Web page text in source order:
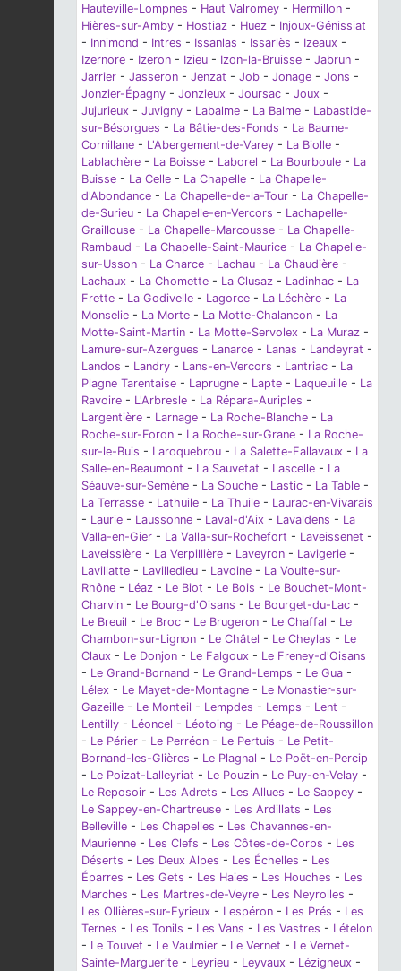
Hauteville-Lompnes - Haut Valromey - Hermillon -
Hières-sur-Amby - Hostiaz - Huez - Injoux-Génissiat
- Innimond - Intres - Issanlas - Issarlès - Izeaux -
Izernore - Izeron - Izieu - Izon-la-Bruisse - Jabrun -
Jarrier - Jasseron - Jenzat - Job - Jonage - Jons -
Jonzier-Épagny - Jonzieux - Joursac - Joux -
Jujurieux - Juvigny - Labalme - La Balme - Labastide-
sur-Bésorgues - La Bâtie-des-Fonds - La Baume-
Cornillane - L'Abergement-de-Varey - La Biolle -
Lablachère - La Boisse - Laborel - La Bourboule - La
Buisse - La Celle - La Chapelle - La Chapelle-
d'Abondance - La Chapelle-de-la-Tour - La Chapelle-
de-Surieu - La Chapelle-en-Vercors - Lachapelle-
Graillouse - La Chapelle-Marcousse - La Chapelle-
Rambaud - La Chapelle-Saint-Maurice - La Chapelle-
sur-Usson - La Charce - Lachau - La Chaudière -
Lachaux - La Chomette - La Clusaz - Ladinhac - La
Frette - La Godivelle - Lagorce - La Léchère - La
Monselie - La Morte - La Motte-Chalancon - La
Motte-Saint-Martin - La Motte-Servolex - La Muraz -
Lamure-sur-Azergues - Lanarce - Lanas - Landeyrat -
Landos - Landry - Lans-en-Vercors - Lantriac - La
Plagne Tarentaise - Laprugne - Lapte - Laqueuille - La
Ravoire - L'Arbresle - La Répara-Auriples -
Largentière - Larnage - La Roche-Blanche - La
Roche-sur-Foron - La Roche-sur-Grane - La Roche-
sur-le-Buis - Laroquebrou - La Salette-Fallavaux - La
Salle-en-Beaumont - La Sauvetat - Lascelle - La
Séauve-sur-Semène - La Souche - Lastic - La Table -
La Terrasse - Lathuile - La Thuile - Laurac-en-Vivarais
- Laurie - Laussonne - Laval-d'Aix - Lavaldens - La
Valla-en-Gier - La Valla-sur-Rochefort - Laveissenet -
Laveissière - La Verpillière - Laveyron - Lavigerie -
Lavillatte - Lavilledieu - Lavoine - La Voulte-sur-
Rhône - Léaz - Le Biot - Le Bois - Le Bouchet-Mont-
Charvin - Le Bourg-d'Oisans - Le Bourget-du-Lac -
Le Breuil - Le Broc - Le Brugeron - Le Chaffal - Le
Chambon-sur-Lignon - Le Châtel - Le Cheylas - Le
Claux - Le Donjon - Le Falgoux - Le Freney-d'Oisans
- Le Grand-Bornand - Le Grand-Lemps - Le Gua -
Lélex - Le Mayet-de-Montagne - Le Monastier-sur-
Gazeille - Le Monteil - Lempdes - Lemps - Lent -
Lentilly - Léoncel - Léotoing - Le Péage-de-Roussillon
- Le Périer - Le Perréon - Le Pertuis - Le Petit-
Bornand-les-Glières - Le Plagnal - Le Poët-en-Percip
- Le Poizat-Lalleyriat - Le Pouzin - Le Puy-en-Velay -
Le Reposoir - Les Adrets - Les Allues - Le Sappey -
Le Sappey-en-Chartreuse - Les Ardillats - Les
Belleville - Les Chapelles - Les Chavannes-en-
Maurienne - Les Clefs - Les Côtes-de-Corps - Les
Déserts - Les Deux Alpes - Les Échelles - Les
Éparres - Les Gets - Les Haies - Les Houches - Les
Marches - Les Martres-de-Veyre - Les Neyrolles -
Les Ollières-sur-Eyrieux - Lespéron - Les Prés - Les
Ternes - Les Tonils - Les Vans - Les Vastres - Lételon
- Le Touvet - Le Vaulmier - Le Vernet - Le Vernet-
Sainte-Marguerite - Leyrieu - Leyvaux - Lézigneux -